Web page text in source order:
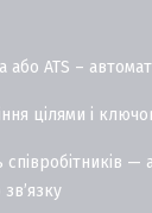
ATS –
цілями і
—